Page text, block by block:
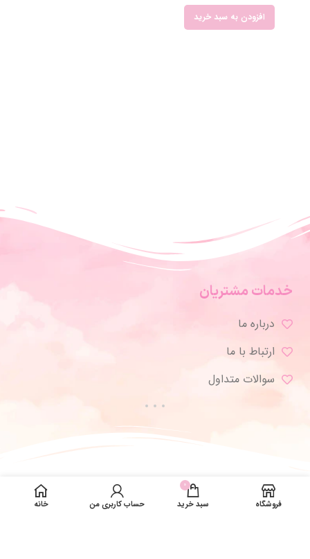
افزودن به سبد خرید
خدمات مشتریان
درباره ما
ارتباط با ما
سوالات متداول
فروشگاه
0
سبد خرید حساب کاربری من خانه